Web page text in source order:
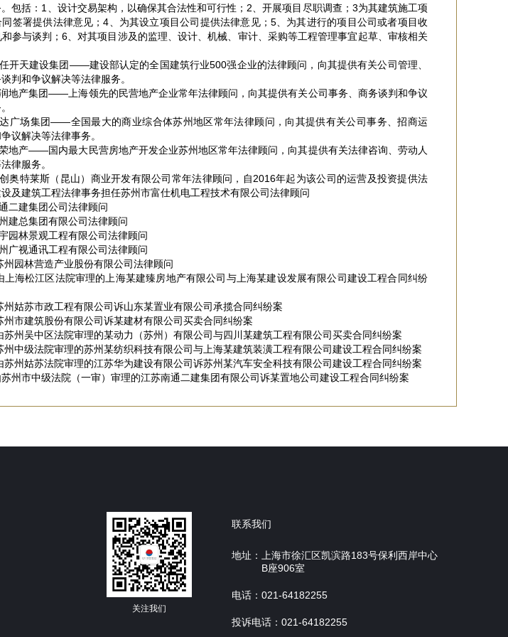
包括：1、设计交易架构，以确保其合法性和可行性；2、开展项目尽职调查；3为其建筑施工项
同签署提供法律意见；4、为其设立项目公司提供法律意见；5、为其进行的项目公司或者项目收
参与谈判；6、对其项目涉及的监理、设计、机械、审计、采购等工程管理事宜起草、审核相关
开天建设集团——建设部认定的全国建筑行业500强企业的法律顾问，向其提供有关公司管理、
判和争议解决等法律服务。
地产集团——上海领先的民营地产企业常年法律顾问，向其提供有关公司事务、商务谈判和争议
广场集团——全国最大的商业综合体苏州地区常年法律顾问，向其提供有关公司事务、招商运
议解决等法律事务。
地产——国内最大民营房地产开发企业苏州地区常年法律顾问，向其提供有关法律咨询、劳动人
律服务。
奥特莱斯（昆山）商业开发有限公司常年法律顾问，自2016年起为该公司的运营及投资提供法
及建筑工程法律事务担任苏州市富仕机电工程技术有限公司法律顾问
二建集团公司法律顾问
建总集团有限公司法律顾问
园林景观工程有限公司法律顾问
广视通讯工程有限公司法律顾问
州园林营造产业股份有限公司法律顾问
上海松江区法院审理的上海某建臻房地产有限公司与上海某建设发展有限公司建设工程合同纠纷
州姑苏市政工程有限公司诉山东某置业有限公司承揽合同纠纷案
州市建筑股份有限公司诉某建材有限公司买卖合同纠纷案
苏州吴中区法院审理的某动力（苏州）有限公司与四川某建筑工程有限公司买卖合同纠纷案
州中级法院审理的苏州某纺织科技有限公司与上海某建筑装潢工程有限公司建设工程合同纠纷案
苏州姑苏法院审理的江苏华为建设有限公司诉苏州某汽车安全科技有限公司建设工程合同纠纷案
州市中级法院（一审）审理的江苏南通二建集团有限公司诉某置地公司建设工程合同纠纷案
联系我们
地址：
上海市徐汇区凯滨路183号保利西岸中心
B座906室
电话： 021-64182255
投诉电话： 021-64182255
关注我们